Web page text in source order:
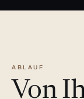
ABLAUF
Von